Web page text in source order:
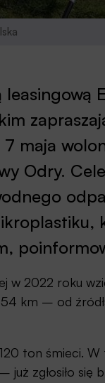
maja
Odry.
2022 roku
km – od
ton śmieci.
zgłosiło się